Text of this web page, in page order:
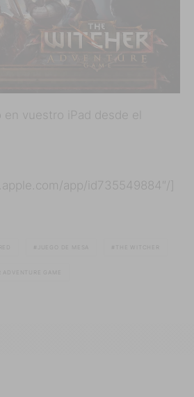
en vuestro iPad desde el
app/id735549884″/]
JUEGO DE MESA THE WITCHER
ADVENTURE GAME